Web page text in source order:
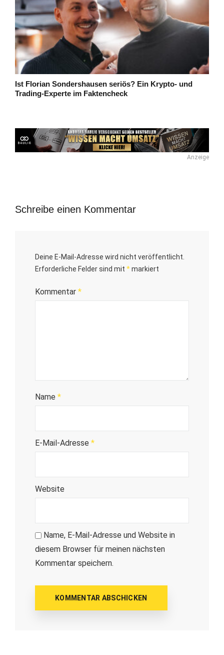
Ist Florian Sondershausen seriös? Ein Krypto- und
Trading-Experte im Faktencheck
Anzeige
Schreibe einen Kommentar
Deine E-Mail-Adresse wird nicht veröffentlicht.
Erforderliche Felder sind mit *markiert
Kommentar *
Name *
E-Mail-Adresse *
Website
Name, E-Mail-Adresse und Website in
diesem Browser für meinen nächsten
Kommentar speichern.